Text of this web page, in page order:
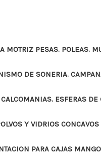
MOTRIZ PESAS. POLEAS.
DE SONERIA.
ESFERAS DE
Y VIDRIOS
PARA CAJAS